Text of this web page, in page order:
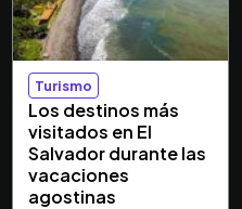
Turismo
Los destinos más
visitados en El
Salvador durante las
vacaciones
agostinas